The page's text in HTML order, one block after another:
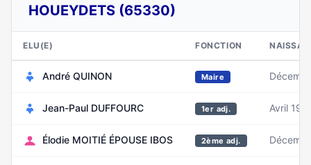
HOUEYDETS (65330)
ELU(E) FONCTION
André QUINON Maire
Jean-Paul DUFFOURC 1er adj. Avril
Élodie MOITIÉ ÉPOUSE IBOS 2ème adj.